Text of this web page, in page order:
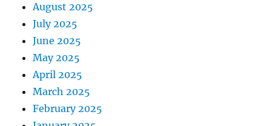
August 2025
July 2025
June 2025
May 2025
April 2025
March 2025
February 2025